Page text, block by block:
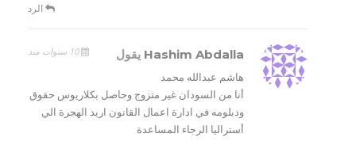
الرد
Hashim Abdalla يقول 10 سنوات منذ
هاشم عبدالله محمد
أنا من السودان غير متزوج وحاصل بكلاريوس حقوق
ودبلومه في ادارة اعمال القانون اريد الهجرة الي
أستراليا الرجاء المساعدة